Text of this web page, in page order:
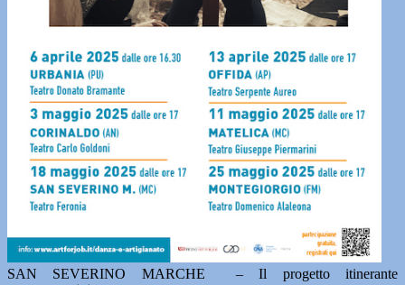
SAN SEVERINO MARCHE – Il progetto itinerante